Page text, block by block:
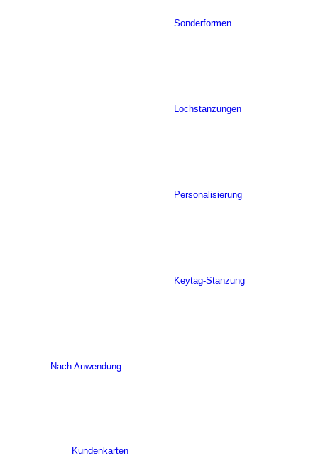
Sonderformen
Lochstanzungen
Personalisierung
Keytag-Stanzung
Nach Anwendung
Kundenkarten